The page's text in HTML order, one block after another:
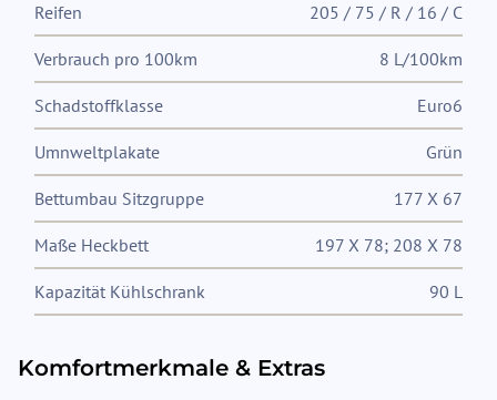
Reifen 205 / 75 / R / 16 / C
Verbrauch pro 100km 8 L/100km
Schadstoffklasse Euro6
Umnweltplakate Grün
Bettumbau Sitzgruppe 177 X 67
Maße Heckbett 197 X 78; 208 X 78
Kapazität Kühlschrank 90 L
Komfortmerkmale & Extras